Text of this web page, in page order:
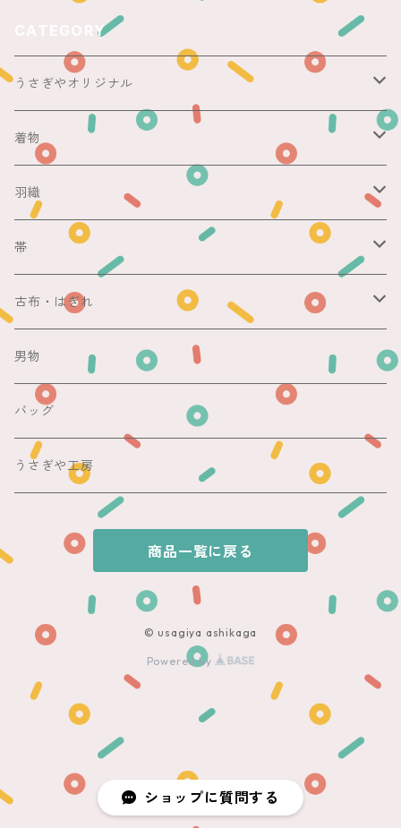
ショップに質問する
CATEGORY
うさぎやオリジナル
ericoさん
レース足袋
マスキングテープ
防虫香
着物
袷
銘仙
紬
単衣
銘仙
紬
その他
夏
浴衣
夏着物
銘仙
羽織
銘仙
その他
帯
名古屋帯
袋帯
昼夜帯
夏帯
古布・はぎれ
切売り
銘仙
銘仙集め
木綿・麻
男物
バッグ
うさぎや工房
商品一覧に戻る
© usagiya ashikaga
Powered by